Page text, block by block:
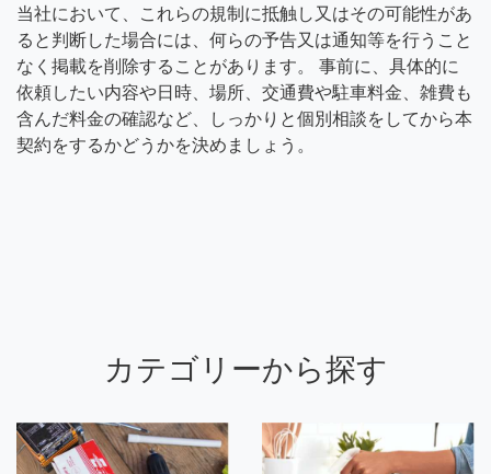
当社において、これらの規制に抵触し又はその可能性があ
ると判断した場合には、何らの予告又は通知等を行うこと
なく掲載を削除することがあります。 事前に、具体的に
依頼したい内容や日時、場所、交通費や駐車料金、雑費も
含んだ料金の確認など、しっかりと個別相談をしてから本
契約をするかどうかを決めましょう。
カテゴリーから探す